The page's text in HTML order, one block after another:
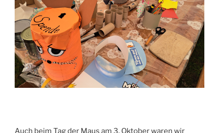
Auch beim Tag der Maus am 3. Oktober waren wir